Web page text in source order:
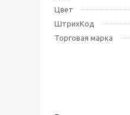
Цвет
ШтрихКод
Торговая марка